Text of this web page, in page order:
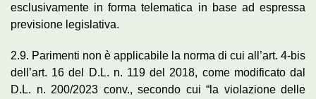
esclusivamente in forma telematica in base ad espressa
previsione legislativa.
2.9. Parimenti non è applicabile la norma di cui all’art. 4-bis
dell’art. 16 del D.L. n. 119 del 2018, come modificato dal
D.L. n. 200/2023 conv., secondo cui “la violazione delle